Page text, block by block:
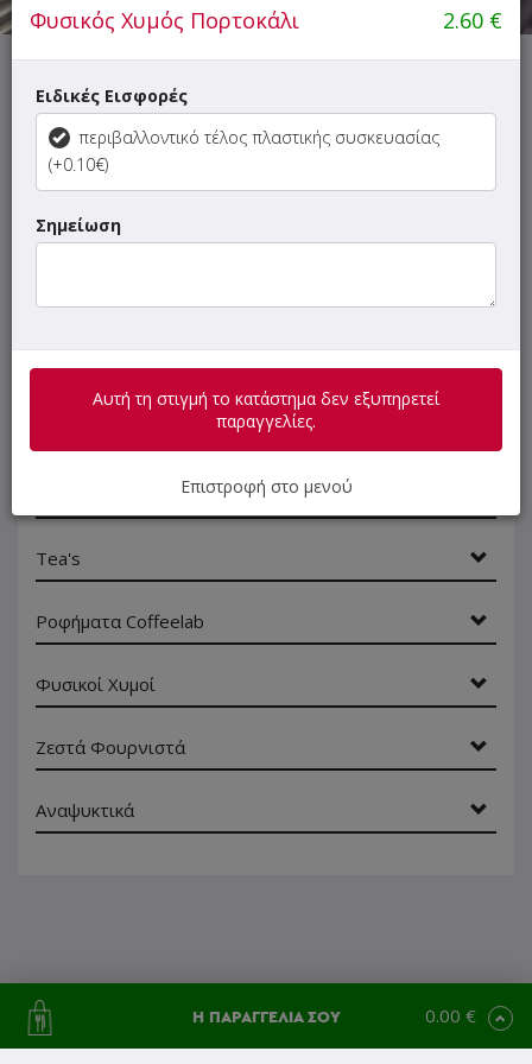
ΜΕΝΟΥ
αναζήτηση
Οι προτάσεις μας
Ροφήματα Σοκολάτας
Tea's
Ροφήματα Coffeelab
Φυσικοί Χυμοί
Ζεστά Φουρνιστά
Αναψυκτικά
Η ΠΑΡΑΓΓΕΛΙΑ ΣΟΥ 0.00 €
Φυσικός Χυμός Πορτοκάλι 2.60 €
Ειδικές Εισφορές
περιβαλλοντικό τέλος πλαστικής συσκευασίας
(+0.10€)
Σημείωση
Αυτή τη στιγμή το κατάστημα δεν εξυπηρετεί
παραγγελίες.
Επιστροφή στο μενού